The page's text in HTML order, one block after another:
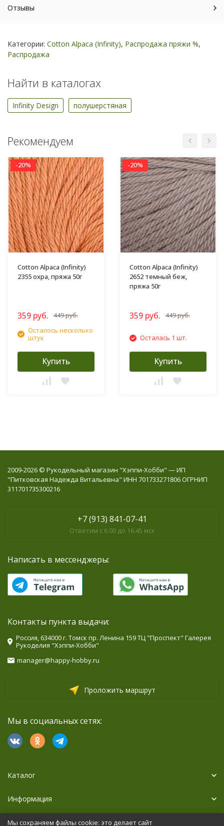
Отзывы
Категории: Cotton Alpaca (Infinity), Распродажа пряжи %,
Распродажа
Найти в каталогах
Infinity Design полушерстяная
Рекомендуем
-20%
Cotton Alpaca (Infinity)
2355 охра, пряжа 50г
359 руб. 449 руб.
Осталось несколько
штук
Купить
-20%
Cotton Alpaca (Infinity)
2652 темный беж,
пряжа 50г
359 руб. 449 руб.
Осталась 1 шт.
Купить
2009-2026 © Рукодельный магазин "Хэппи-Хобби" — ИП
"Питковская Надежда Витальевна" ИНН 701733271806 ОГРНИП
311701735300216
+7 (913) 841-07-41
Ответим с 6.00 до 16.45 мск
Написать в мессенджеры:
Контакты пункта выдачи:
Россия, 634000 г. Томск пр. Ленина 159 ТЦ "Проспект" Галерея
Рукоделия "Хэппи-Хобби"
manager@happy-hobby.ru
Проложить маршрут
Мы в социальных сетях:
Каталог
Информация
Дополнительно
Мы сохраняем файлы cookie: это делает сайт